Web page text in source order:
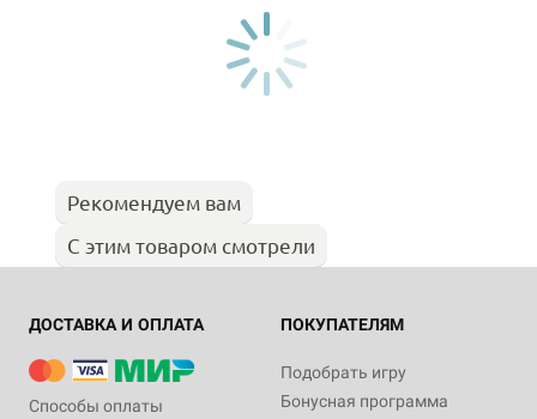
Рекомендуем вам
С этим товаром смотрели
ДОСТАВКА И ОПЛАТА
Способы оплаты
ПОКУПАТЕЛЯМ
Подобрать игру
Бонусная программа